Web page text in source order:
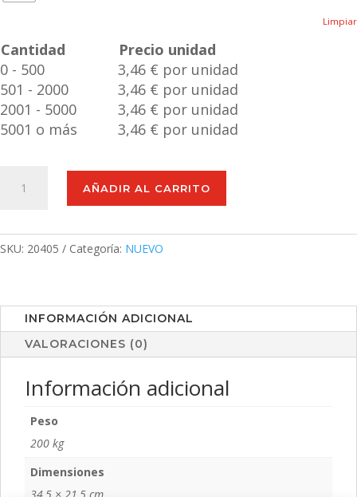
Limpiar
Cantidad
Precio unidad
0 - 500
3,46 € por unidad
501 - 2000
3,46 € por unidad
2001 - 5000
3,46 € por unidad
5001 o más
3,46 € por unidad
Wolen
AÑADIR AL CARRITO
SKU: 20405 Categoría: NUEVO
INFORMACIÓN ADICIONAL
VALORACIONES (0)
Información adicional
Peso
200 kg
Dimensiones